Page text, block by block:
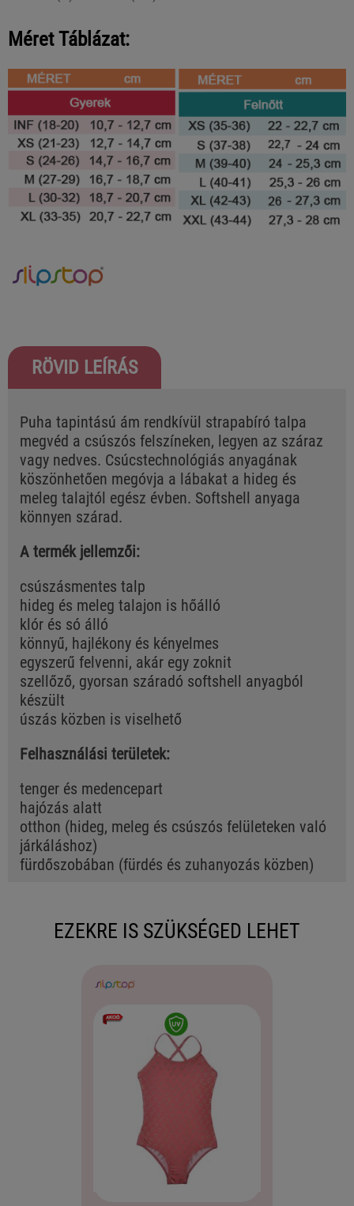
Méret Táblázat:
RÖVID LEÍRÁS
Puha tapintású ám rendkívül strapabíró talpa
megvéd a csúszós felszíneken, legyen az száraz
vagy nedves. Csúcstechnológiás anyagának
köszönhetően megóvja a lábakat a hideg és
meleg talajtól egész évben. Softshell anyaga
könnyen szárad.
A termék jellemzői:
csúszásmentes talp
hideg és meleg talajon is hőálló
klór és só álló
könnyű, hajlékony és kényelmes
egyszerű felvenni, akár egy zoknit
szellőző, gyorsan száradó softshell anyagból
készült
úszás közben is viselhető
Felhasználási területek:
tenger és medencepart
hajózás alatt
otthon (hideg, meleg és csúszós felületeken való
járkáláshoz)
fürdőszobában (fürdés és zuhanyozás közben)
EZEKRE IS SZÜKSÉGED LEHET